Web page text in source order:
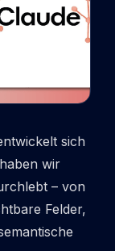
sich
wir
– von
Felder,